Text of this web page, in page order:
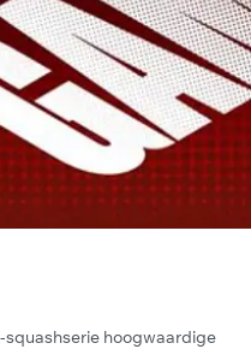
squashserie hoogwaardige